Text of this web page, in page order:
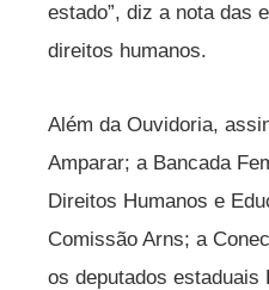
estado”, diz a nota das
direitos humanos.
Além da Ouvidoria,
Amparar; a Bancada
Direitos Humanos e
Comissão Arns; a
os deputados estaduais